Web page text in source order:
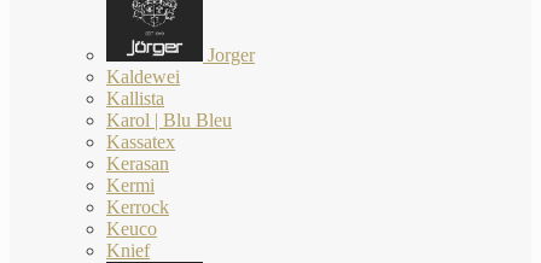
Jorger
Kaldewei
Kallista
Karol | Blu Bleu
Kassatex
Kerasan
Kermi
Kerrock
Keuco
Knief